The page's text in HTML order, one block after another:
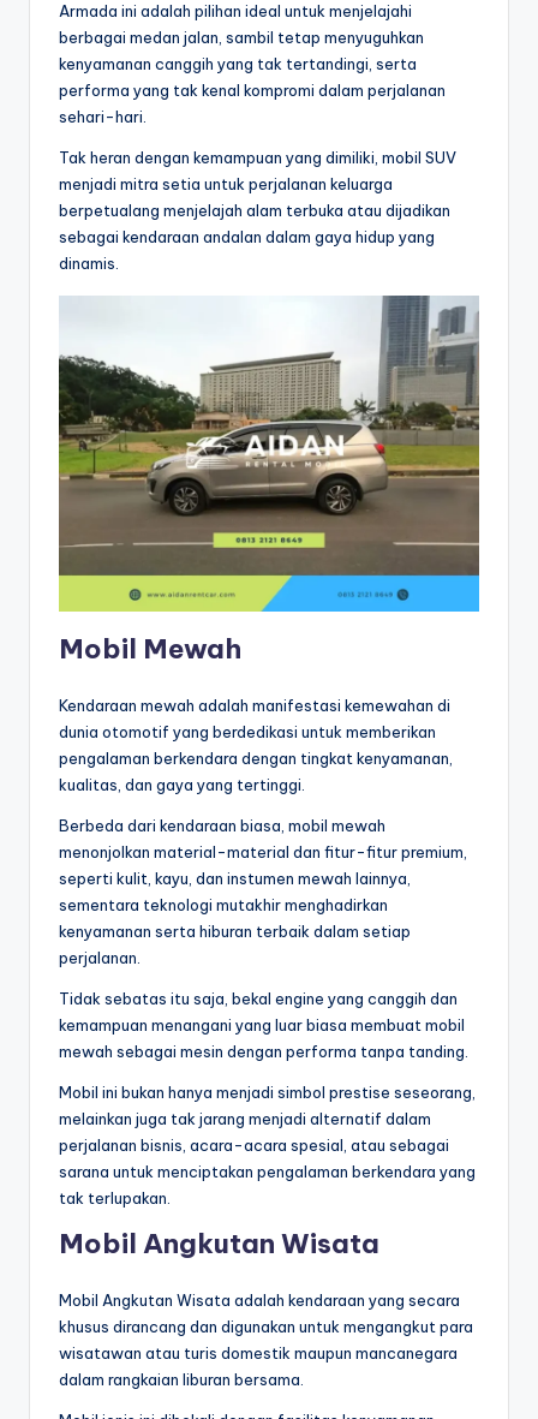
Armada ini adalah pilihan ideal untuk menjelajahi
berbagai medan jalan, sambil tetap menyuguhkan
kenyamanan canggih yang tak tertandingi, serta
performa yang tak kenal kompromi dalam perjalanan
sehari-hari.
Tak heran dengan kemampuan yang dimiliki, mobil SUV
menjadi mitra setia untuk perjalanan keluarga
berpetualang menjelajah alam terbuka atau dijadikan
sebagai kendaraan andalan dalam gaya hidup yang
dinamis.
Mobil Mewah
Kendaraan mewah adalah manifestasi kemewahan di
dunia otomotif yang berdedikasi untuk memberikan
pengalaman berkendara dengan tingkat kenyamanan,
kualitas, dan gaya yang tertinggi.
Berbeda dari kendaraan biasa, mobil mewah
menonjolkan material-material dan fitur-fitur premium,
seperti kulit, kayu, dan instumen mewah lainnya,
sementara teknologi mutakhir menghadirkan
kenyamanan serta hiburan terbaik dalam setiap
perjalanan.
Tidak sebatas itu saja, bekal engine yang canggih dan
kemampuan menangani yang luar biasa membuat mobil
mewah sebagai mesin dengan performa tanpa tanding.
Mobil ini bukan hanya menjadi simbol prestise seseorang,
melainkan juga tak jarang menjadi alternatif dalam
perjalanan bisnis, acara-acara spesial, atau sebagai
sarana untuk menciptakan pengalaman berkendara yang
tak terlupakan.
Mobil Angkutan Wisata
Mobil Angkutan Wisata adalah kendaraan yang secara
khusus dirancang dan digunakan untuk mengangkut para
wisatawan atau turis domestik maupun mancanegara
dalam rangkaian liburan bersama.